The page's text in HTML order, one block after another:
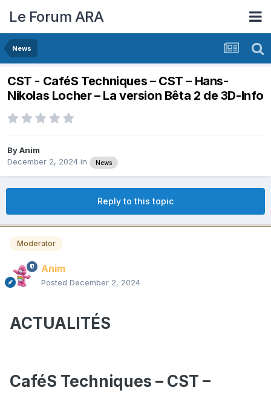
Le Forum ARA
News
CST - CaféS Techniques – CST – Hans-
Nikolas Locher – La version Bêta 2 de 3D-Info
ByAnim
December 2, 2024 in News
Reply to this topic
Moderator
Anim
Posted December 2, 2024
ACTUALITÉS
CaféS Techniques – CST –